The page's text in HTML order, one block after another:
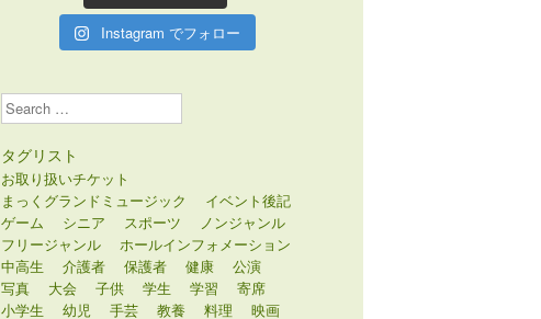
Instagram でフォロー
Search
タグリスト
お取り扱いチケット
まっくグランドミュージック
イベント後記
ゲーム
シニア スポーツ
ノンジャンル
フリージャンル
ホールインフォメーション
中高生
介護者 保護者 健康
公演
写真
大会 子供 学生 学習
寄席
小学生
幼児 手芸 教養 料理 映画